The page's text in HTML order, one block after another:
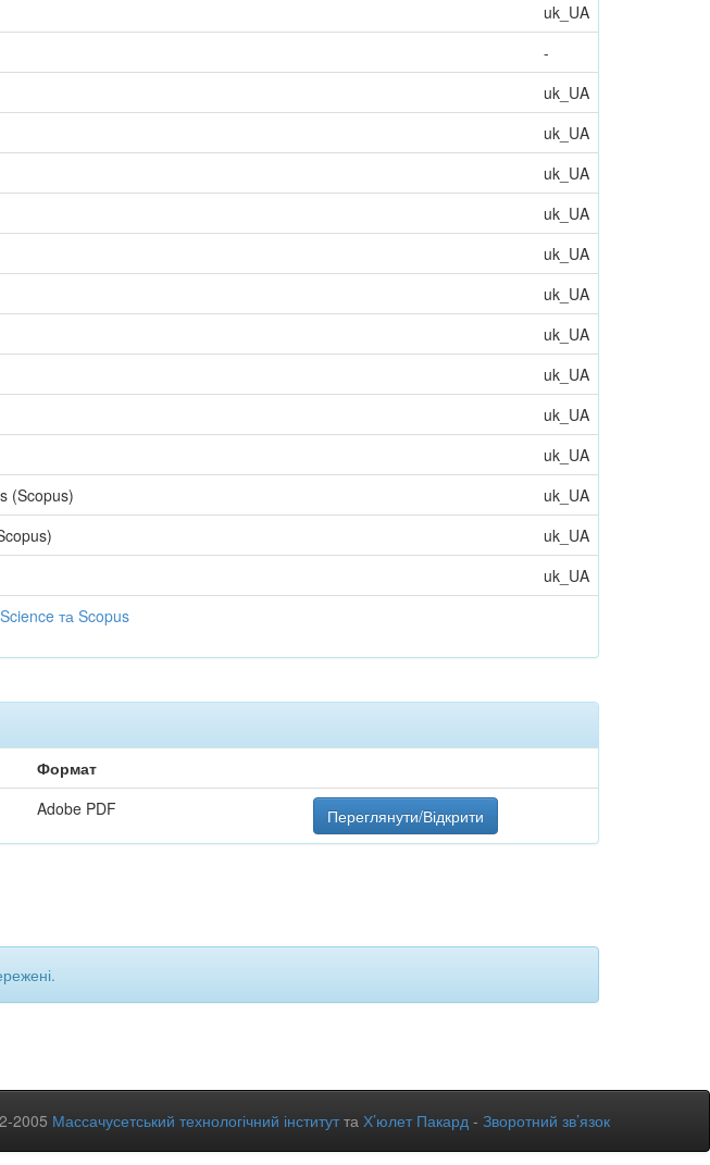
uk_UA
-
uk_UA
uk_UA
uk_UA
uk_UA
uk_UA
uk_UA
uk_UA
uk_UA
uk_UA
uk_UA
(Scopus)
uk_UA
uk_UA
uk_UA
Science та Scopus
Формат
Adobe PDF Переглянути/Відкрити
2005 Массачусетський технологічний інститутта Х’юлет Пакард - Зворотний зв’язок